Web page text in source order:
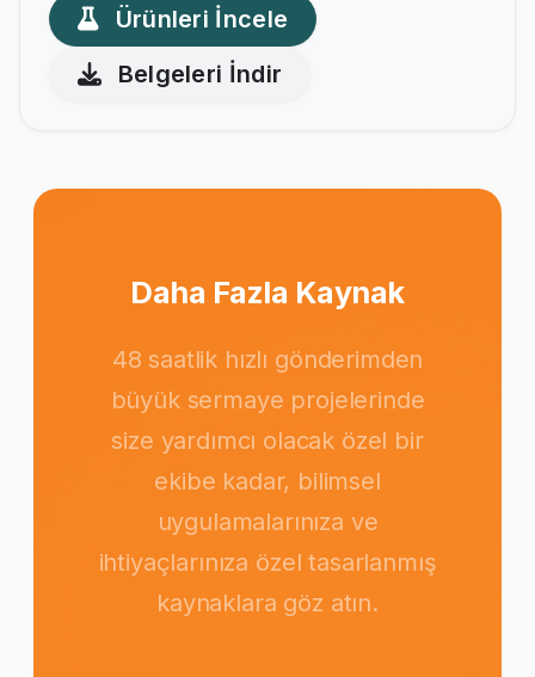
Ürünleri İncele
Belgeleri İndir
Daha Fazla Kaynak
48 saatlik hızlı gönderimden
büyük sermaye projelerinde
size yardımcı olacak özel bir
ekibe kadar, bilimsel
uygulamalarınıza ve
ihtiyaçlarınıza özel tasarlanmış
kaynaklara göz atın.